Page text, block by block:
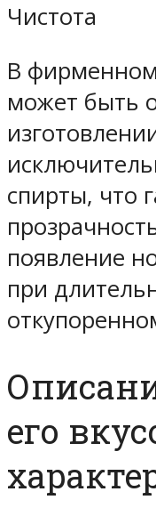
Чистота
В
может быть
спирты, что
появление
при
его